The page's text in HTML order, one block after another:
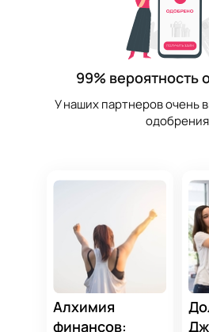
99% вероятность
У наших партнеров очень
одобрения
Алхимия
финансов: